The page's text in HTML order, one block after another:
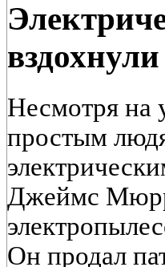
вздохнули
Несмотря на
простым
Джеймс
Он продал